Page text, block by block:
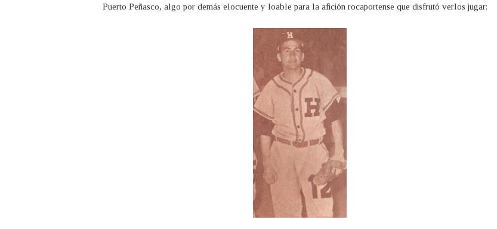
Puerto Peñasco, algo por demás elocuente y loable para la afición rocaportense que disfrutó verlos jugar: